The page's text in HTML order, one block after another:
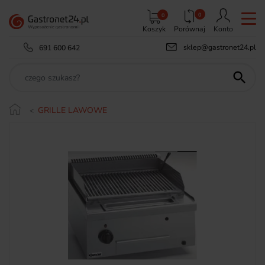
Koszyk
0 0
Porównaj
Konto
691 600 642
sklep@gastronet24.pl

GRILLE LAWOWE